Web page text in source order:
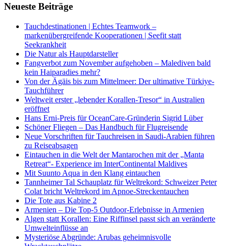
Neueste Beiträge
Tauchdestinationen | Echtes Teamwork –
markenübergreifende Kooperationen | Seefit statt
Seekrankheit
Die Natur als Hauptdarsteller
Fangverbot zum November aufgehoben – Malediven bald
kein Haiparadies mehr?
Von der Ägäis bis zum Mittelmeer: Der ultimative Türkiye-
Tauchführer
Weltweit erster „lebender Korallen-Tresor“ in Australien
eröffnet
Hans Erni-Preis für OceanCare-Gründerin Sigrid Lüber
Schöner Fliegen – Das Handbuch für Flugreisende
Neue Vorschriften für Tauchreisen in Saudi-Arabien führen
zu Reiseabsagen
Eintauchen in die Welt der Mantarochen mit der „Manta
Retreat“- Experience im InterContinental Maldives
Mit Suunto Aqua in den Klang eintauchen
Tannheimer Tal Schauplatz für Weltrekord: Schweizer Peter
Colat bricht Weltrekord im Apnoe-Streckentauchen
Die Tote aus Kabine 2
Armenien – Die Top-5 Outdoor-Erlebnisse in Armenien
Algen statt Korallen: Eine Riffinsel passt sich an veränderte
Umwelteinflüsse an
Mysteriöse Abgründe: Arubas geheimnisvolle